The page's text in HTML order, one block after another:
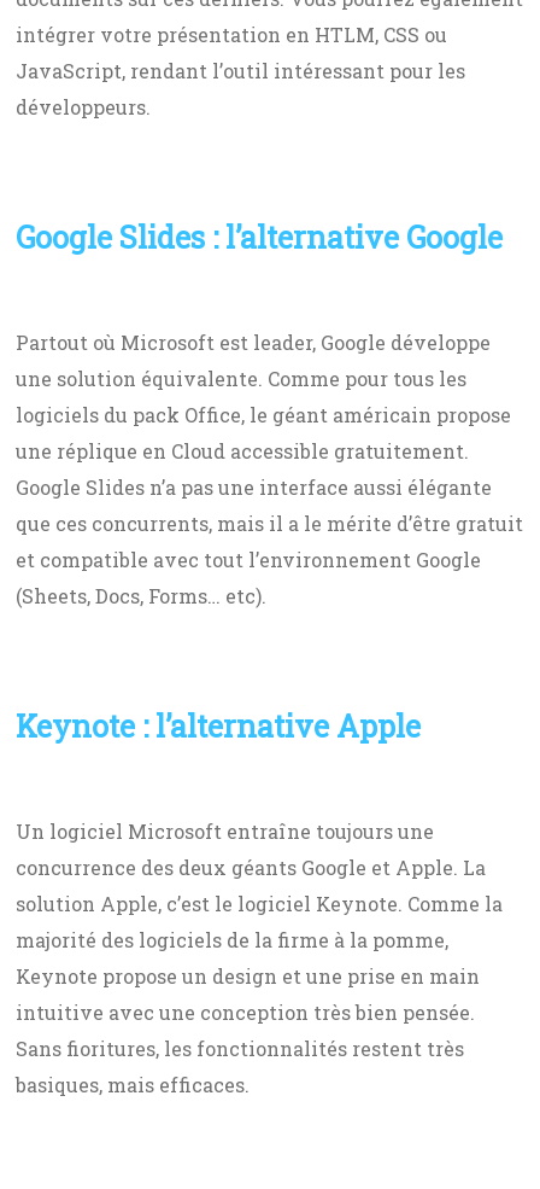
intégrer votre présentation en HTLM, CSS ou
JavaScript, rendant l’outil intéressant pour les
développeurs.
Google Slides : l’alternative Google
Partout où Microsoft est leader, Google développe
une solution équivalente. Comme pour tous les
logiciels du pack Office, le géant américain propose
une réplique en Cloud accessible gratuitement.
Google Slides n’a pas une interface aussi élégante
que ces concurrents, mais il a le mérite d’être gratuit
et compatible avec tout l’environnement Google
(Sheets, Docs, Forms… etc).
Keynote : l’alternative Apple
Un logiciel Microsoft entraîne toujours une
concurrence des deux géants Google et Apple. La
solution Apple, c’est le logiciel Keynote. Comme la
majorité des logiciels de la firme à la pomme,
Keynote propose un design et une prise en main
intuitive avec une conception très bien pensée.
Sans fioritures, les fonctionnalités restent très
basiques, mais efficaces.